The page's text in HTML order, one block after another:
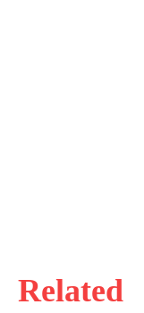
Related